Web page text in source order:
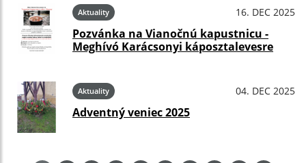
Aktuality 16. DEC 2025
Pozvánka na Vianočnú kapustnicu -
Meghívó Karácsonyi káposztalevesre
Aktuality 04. DEC 2025
Adventný veniec 2025